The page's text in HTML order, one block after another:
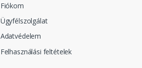
Fiókom
Ügyfélszolgálat
Adatvédelem
Felhasználási feltételek